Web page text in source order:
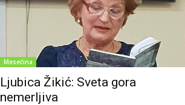
Mesečina
Ljubica Žikić: Sveta gora
nemerljiva